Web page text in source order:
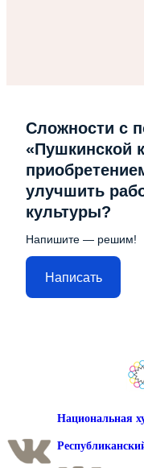
Сложности с
«Пушкинской
улучшить
культуры?
Напишите — решим!
Написать
Национальная